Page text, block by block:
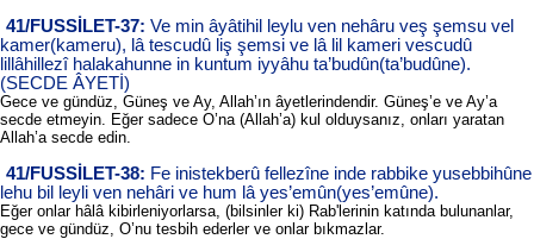
41/FUSSİLET-37: Ve min âyâtihil leylu ven nehâru veş şemsu vel
kamer(kameru), lâ tescudû liş şemsi ve lâ lil kameri vescudû
lillâhillezî halakahunne in kuntum iyyâhu ta’budûn(ta’budûne).
(SECDE ÂYETİ)
Gece ve gündüz, Güneş ve Ay, Allah’ın âyetlerindendir. Güneş’e ve Ay’a
secde etmeyin. Eğer sadece O’na (Allah’a) kul olduysanız, onları yaratan
Allah’a secde edin.
41/FUSSİLET-38: Fe inistekberû fellezîne inde rabbike yusebbihûne
lehu bil leyli ven nehâri ve hum lâ yes’emûn(yes’emûne).
Eğer onlar hâlâ kibirleniyorlarsa, (bilsinler ki) Rab'lerinin katında bulunanlar,
gece ve gündüz, O’nu tesbih ederler ve onlar bıkmazlar.